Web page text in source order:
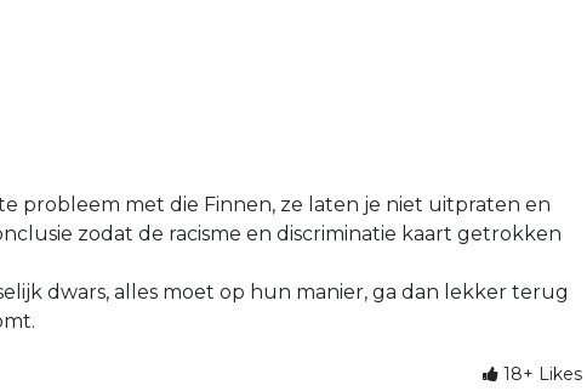
probleem met die Finnen, ze laten je niet uitpraten en
zodat de racisme en discriminatie kaart getrokken
dwars, alles moet op hun manier, ga dan lekker terug
18+ Likes